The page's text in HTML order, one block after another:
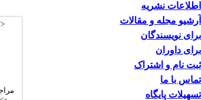
اطلاعات نشریه
آرشیو مجله و مقالات
برای نویسندگان
برای داوران
ثبت نام و اشتراک
تماس با ما
تسهیلات پایگاه